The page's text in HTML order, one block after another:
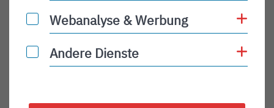
Status Description:
Checkin:
Codeshare:
Webanalyse & Werbung
Webanalyse & Werbung
Andere Dienste
Andere Dienste